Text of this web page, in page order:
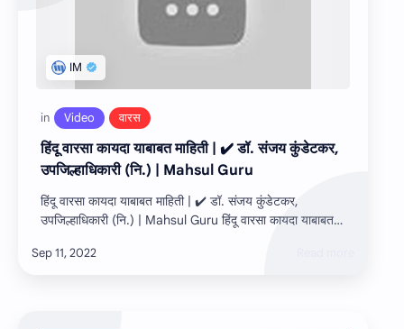
हिंदू वारसा कायदा याबाबत माहिती | ✔️ डॉ. संजय कुंडेटकर,
उपजिल्हाधिकारी (नि.) | Mahsul Guru
हिंदू वारसा कायदा याबाबत माहिती | ✔️ डॉ. संजय कुंडेटकर,
उपजिल्हाधिकारी (नि.) | Mahsul Guru हिंदू वारसा कायदा याबाबत